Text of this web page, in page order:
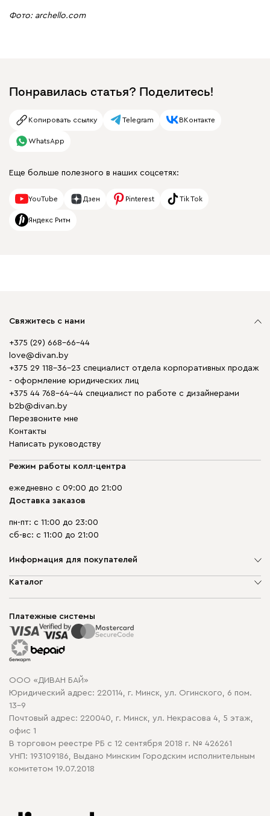
Фото: archello.com
Понравилась статья? Поделитесь!
Копировать ссылку Telegram ВКонтакте
WhatsApp
Еще больше полезного в наших соцсетях:
YouTube Дзен Pinterest Tik Tok
Яндекс Ритм
Свяжитесь с нами
+375 (29) 668-66-44
love@divan.by
+375 29 118-36-23 специалист отдела корпоративных продаж
- оформление юридических лиц
+375 44 768-64-44 специалист по работе с дизайнерами
b2b@divan.by
Перезвоните мне
Контакты
Написать руководству
Режим работы колл-центра
ежедневно с 09:00 до 21:00
Доставка заказов
пн-пт: с 11:00 до 23:00
сб-вс: с 11:00 до 21:00
Информация для покупателей
О компании
Способы оплаты
Рассрочка и кредит
Гарантия
Карта сайта
Политика конфиденциальности
Политика в отношении обработки cookie
Каталог
Корпусная мебель
Распродажа мебели
Платежные системы
ООО «ДИВАН БАЙ»
Юридический адрес: 220114, г. Минск, ул. Огинского, 6 пом.
13-9
Почтовый адрес: 220040, г. Минск, ул. Некрасова 4, 5 этаж,
офис 1
В торговом реестре РБ с 12 сентября 2018 г. № 426261
УНП: 193109186, Выдано Минским Городским исполнительным
комитетом 19.07.2018